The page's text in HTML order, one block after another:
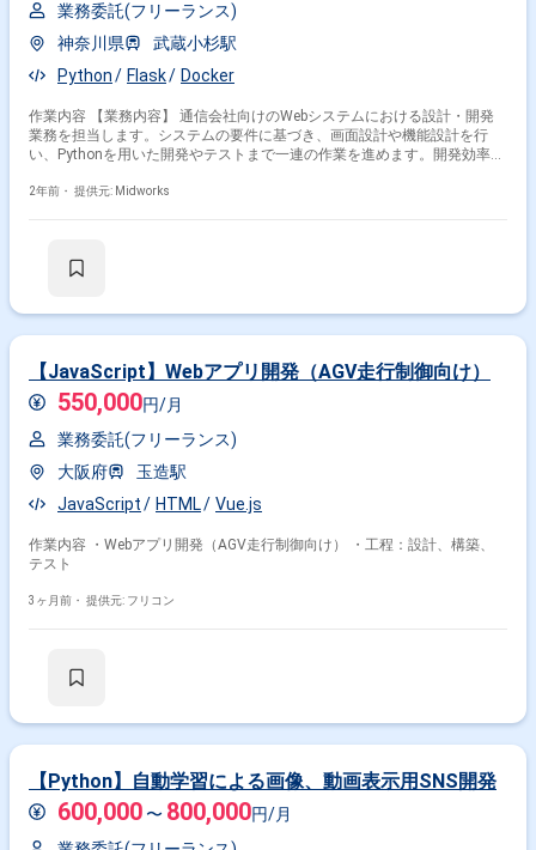
業務委託(フリーランス)
神奈川県
武蔵小杉駅
Python
Flask Docker
作業内容 【業務内容】 通信会社向けのWebシステムにおける設計・開発
業務を担当します。システムの要件に基づき、画面設計や機能設計を行
い、Pythonを用いた開発やテストまで一連の作業を進めます。開発効率や
設計 ・機能設計の作成 ・Pythonを用いたシステム開発 ・単体テストおよ
2年前・ 提供元: Midworks
【JavaScript】Webアプリ開発（AGV走行制御向け）
550,000円/月
業務委託(フリーランス)
大阪府
玉造駅
JavaScript
HTML Vue.js
作業内容 ・Webアプリ開発（AGV走行制御向け） ・工程：設計、構築、
テスト
3ヶ月前・ 提供元: フリコン
【Python】自動学習による画像、動画表示用SNS開発
600,000 〜 800,000円/月